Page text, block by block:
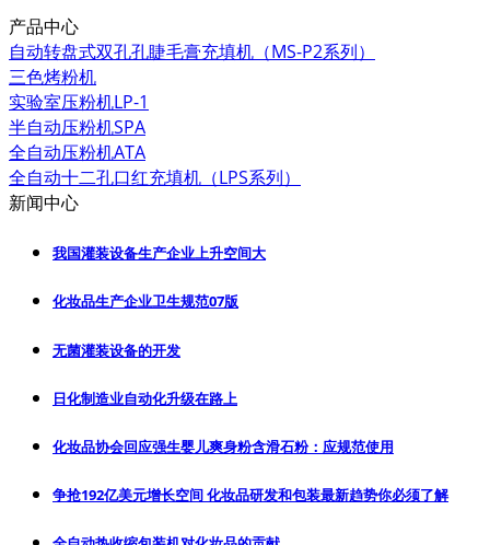
产品中心
自动转盘式双孔孔睫毛膏充填机（MS-P2系列）
三色烤粉机
实验室压粉机LP-1
半自动压粉机SPA
全自动压粉机ATA
全自动十二孔口红充填机（LPS系列）
新闻中心
我国灌装设备生产企业上升空间大
化妆品生产企业卫生规范07版
无菌灌装设备的开发
日化制造业自动化升级在路上
化妆品协会回应强生婴儿爽身粉含滑石粉：应规范使用
争抢192亿美元增长空间 化妆品研发和包装最新趋势你必须了解